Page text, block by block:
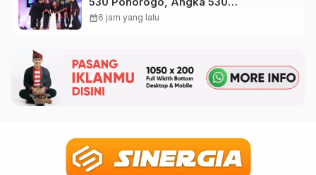
Bertransformasi Jadi Sekar Kinanthi
calendar_month6 jam yang lalu